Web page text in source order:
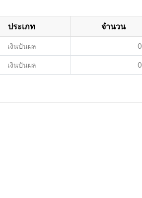
ประเภท จำนวน
เงินปันผล
เงินปันผล